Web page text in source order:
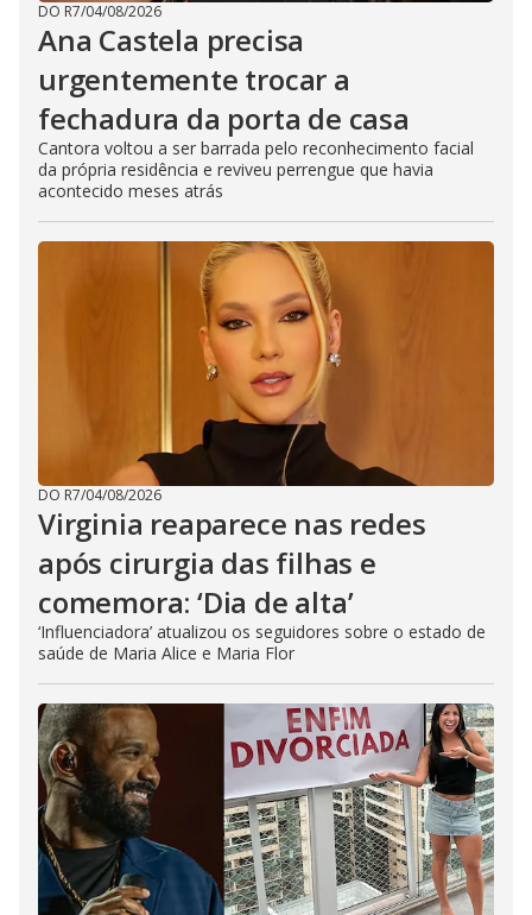
DO R7/04/08/2026
Ana Castela precisa
urgentemente trocar a
fechadura da porta de casa
Cantora voltou a ser barrada pelo reconhecimento facial
da própria residência e reviveu perrengue que havia
acontecido meses atrás
DO R7/04/08/2026
Virginia reaparece nas redes
após cirurgia das filhas e
comemora: ‘Dia de alta’
‘Influenciadora’ atualizou os seguidores sobre o estado de
saúde de Maria Alice e Maria Flor